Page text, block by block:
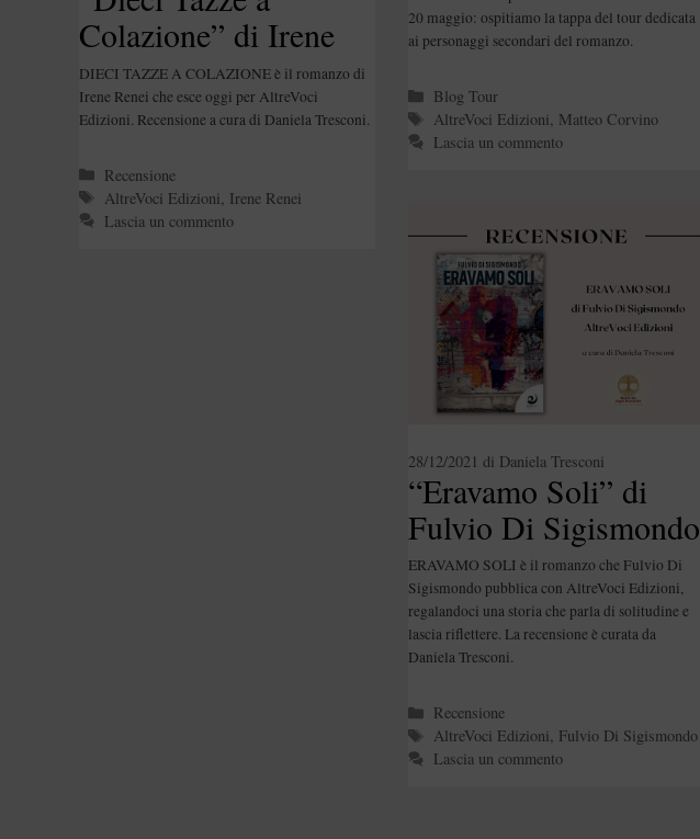
Colazione” di Irene
Renei
DIECI TAZZE A COLAZIONE è il romanzo di
Irene Renei che esce oggi per AltreVoci
Edizioni. Recensione a cura di Daniela Tresconi.
Categorie
Recensione
Tag
AltreVoci Edizioni Irene Renei
Lascia un commento
20 maggio: ospitiamo la tappa del tour dedicata
ai personaggi secondari del romanzo.
Categorie
Blog Tour
Tag
AltreVoci Edizioni Matteo Corvino
Lascia un commento
“Eravamo Soli” di
Fulvio Di Sigismondo
28/12/2021 di Daniela Tresconi
ERAVAMO SOLI è il romanzo che Fulvio Di
Sigismondo pubblica con AltreVoci Edizioni,
regalandoci una storia che parla di solitudine e
lascia riflettere. La recensione è curata da
Daniela Tresconi.
Categorie
Recensione
Tag
AltreVoci Edizioni, Fulvio Di Sigismondo
Lascia un commento